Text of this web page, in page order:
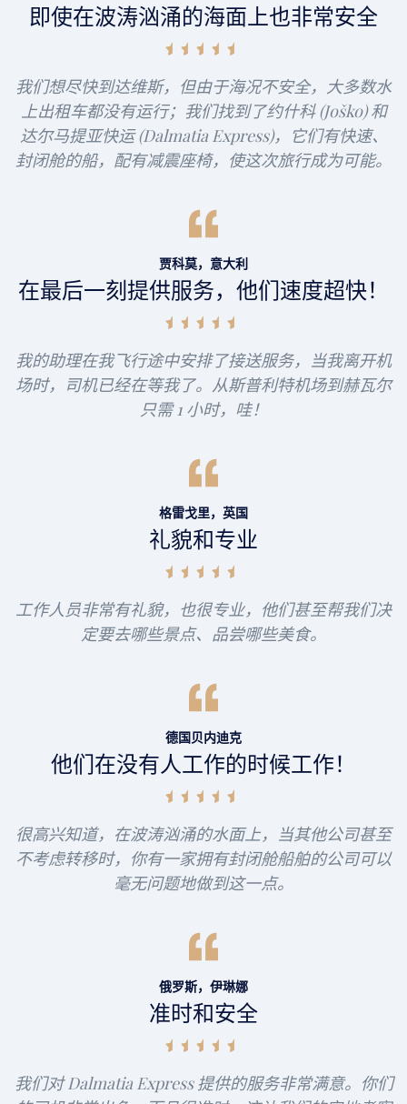
即使在波涛汹涌的海面上也非常安全
我们想尽快到达维斯，但由于海况不安全，大多数水
上出租车都没有运行；我们找到了约什科 (Joško) 和
达尔马提亚快运 (Dalmatia Express)，它们有快速、
封闭舱的船，配有减震座椅，使这次旅行成为可能。
贾科莫，意大利
在最后一刻提供服务，他们速度超快！
我的助理在我飞行途中安排了接送服务，当我离开机
场时，司机已经在等我了。从斯普利特机场到赫瓦尔
只需 1 小时，哇！
格雷戈里，英国
礼貌和专业
工作人员非常有礼貌，也很专业，他们甚至帮我们决
定要去哪些景点、品尝哪些美食。
德国贝内迪克
他们在没有人工作的时候工作！
很高兴知道，在波涛汹涌的水面上，当其他公司甚至
不考虑转移时，你有一家拥有封闭舱船舶的公司可以
毫无问题地做到这一点。
俄罗斯，伊琳娜
准时和安全
我们对 Dalmatia Express 提供的服务非常满意。你们